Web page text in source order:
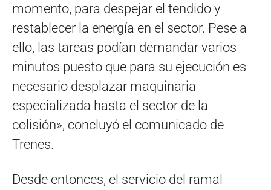
momento, para despejar el tendido y
restablecer la energía en el sector. Pese a
ello, las tareas podían demandar varios
minutos puesto que para su ejecución es
necesario desplazar maquinaria
especializada hasta el sector de la
colisión», concluyó el comunicado de
Trenes.
Desde entonces, el servicio del ramal